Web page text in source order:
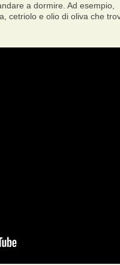
a dormire. Ad esempio,
cetriolo e olio di oliva che